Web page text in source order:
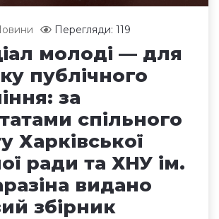
Перегляди: 119
молоді — для
публічного
за
спільного
Харківської
ради та ХНУ ім.
видано
збірник